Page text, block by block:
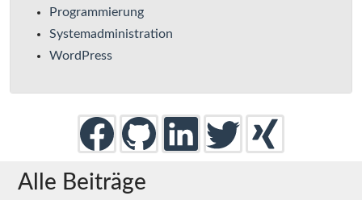
Programmierung
Systemadministration
WordPress
Alle Beiträge